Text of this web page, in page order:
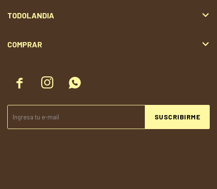
  
SUSCRIBIRME
TODOLANDIA
COMPRAR